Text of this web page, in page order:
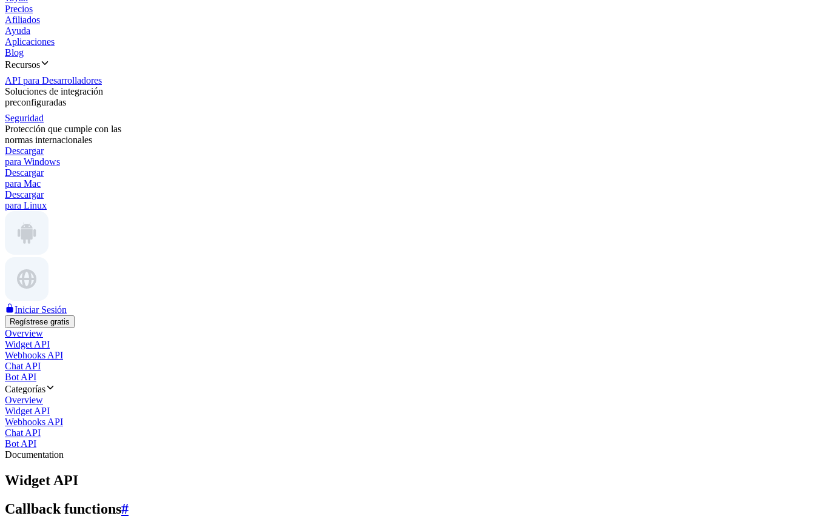
Precios
Afiliados
Ayuda
Aplicaciones
Blog
Recursos
API para Desarrolladores
Soluciones de integración
preconfiguradas
Seguridad
Protección que cumple con las
normas internacionales
Descargar
para Windows
Descargar
para Mac
Descargar
para Linux
Iniciar Sesión
Regístrese gratis
Overview
Widget API
Webhooks API
Chat API
Bot API
Categorías
Overview
Widget API
Webhooks API
Chat API
Bot API
Documentation
Widget API
Callback functions#